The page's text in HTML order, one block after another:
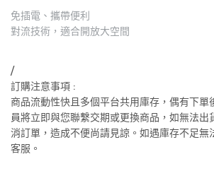
免插電、攜帶便利
對流技術，適合開放大空間
/
訂購注意事項 :
商品流動性快且多個平台共用庫存，偶有下單
員將立即與您聯繫交期或更換商品，如無法出
消訂單，造成不便尚請見諒。如遇庫存不足無
客服。